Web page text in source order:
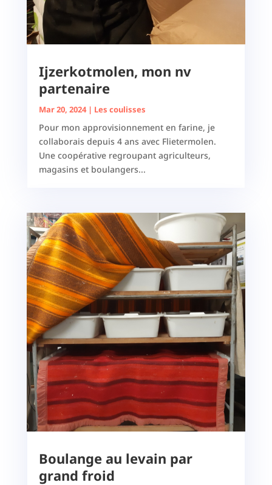
Ijzerkotmolen, mon nv
partenaire
Mar 20, 2024| Les coulisses
Pour mon approvisionnement en farine, je
collaborais depuis 4 ans avec Flietermolen.
Une coopérative regroupant agriculteurs,
magasins et boulangers...
Boulange au levain par
grand froid